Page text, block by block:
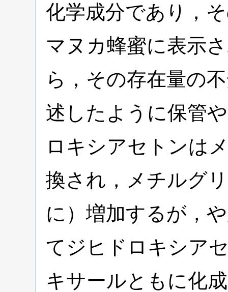
化学成分であり，
マヌカ蜂蜜に表示
ら，その存在量の
述したように保管
ロキシアセトンは
換され，メチルグ
に）増加するが，
てジヒドロキシア
キサールともに化